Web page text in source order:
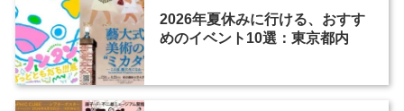
2026年夏休みに行ける、おすす
めのイベント10選：東京都内